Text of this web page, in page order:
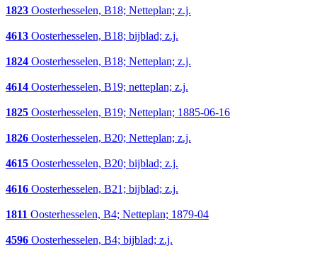
1823 Oosterhesselen, B18; Netteplan; z.j.
4613 Oosterhesselen, B18; bijblad; z.j.
1824 Oosterhesselen, B18; Netteplan; z.j.
4614 Oosterhesselen, B19; netteplan; z.j.
1825 Oosterhesselen, B19; Netteplan; 1885-06-16
1826 Oosterhesselen, B20; Netteplan; z.j.
4615 Oosterhesselen, B20; bijblad; z.j.
4616 Oosterhesselen, B21; bijblad; z.j.
1811 Oosterhesselen, B4; Netteplan; 1879-04
4596 Oosterhesselen, B4; bijblad; z.j.